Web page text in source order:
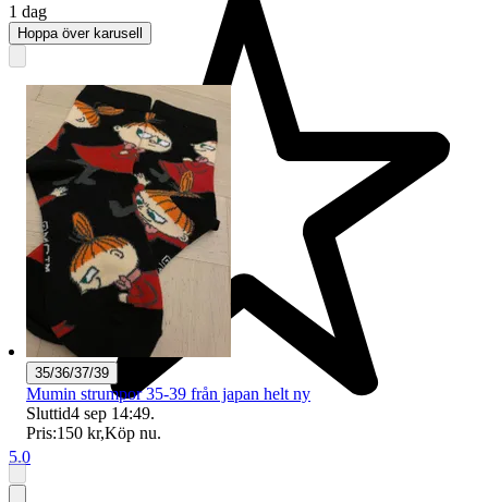
5.0
1 dag
Hoppa över karusell
35/36/37/39
Mumin strumpor 35-39 från japan helt ny
Sluttid4 sep 14:49.
Pris:150 kr,Köp nu.